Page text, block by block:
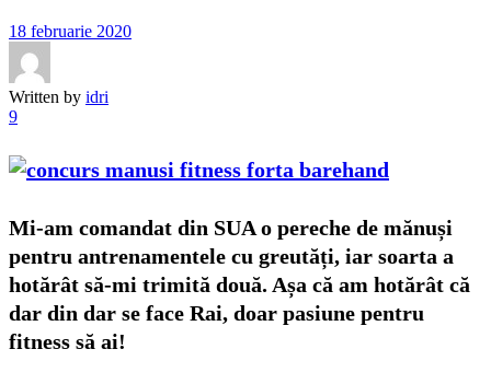
18 februarie 2020
Written by idri
9
Mi-am comandat din SUA o pereche de mănuși
pentru antrenamentele cu greutăți, iar soarta a
hotărât să-mi trimită două. Așa că am hotărât că
dar din dar se face Rai, doar pasiune pentru
fitness să ai!